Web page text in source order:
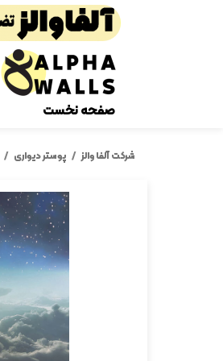
صفحه نخست
پوستر دیواری
ترمز پله و رو پله ای
شرکت آلفا والز پوستر دیواری